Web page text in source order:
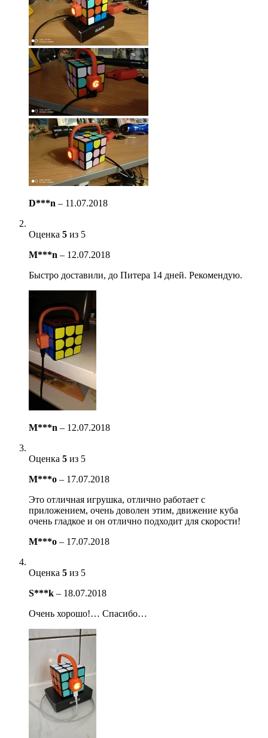
D***n – 11.07.2018
Оценка 5 из 5
M***n – 12.07.2018
Быстро доставили, до Питера 14 дней. Рекомендую.
M***n – 12.07.2018
Оценка 5 из 5
M***o – 17.07.2018
Это отличная игрушка, отлично работает с
приложением, очень доволен этим, движение куба
очень гладкое и он отлично подходит для скорости!
M***o – 17.07.2018
Оценка 5 из 5
S***k – 18.07.2018
Очень хорошо!… Спасибо…